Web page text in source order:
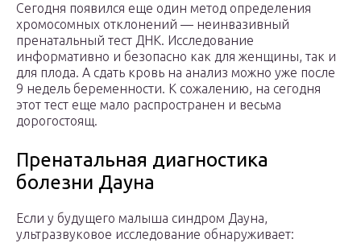
Сегодня появился еще один метод определения
хромосомных отклонений — неинвазивный
пренатальный тест ДНК. Исследование
информативно и безопасно как для женщины, так и
для плода. А сдать кровь на анализ можно уже после
9 недель беременности. К сожалению, на сегодня
этот тест еще мало распространен и весьма
дорогостоящ.
Пренатальная диагностика
болезни Дауна
Если у будущего малыша синдром Дауна,
ультразвуковое исследование обнаруживает: